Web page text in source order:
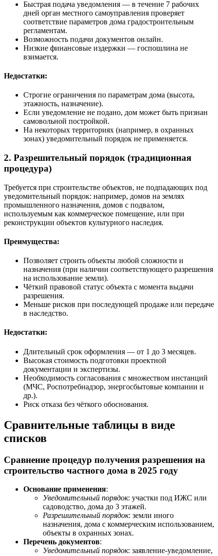
Быстрая подача уведомления — в течение 7 рабочих
дней орган местного самоуправления проверяет
соответствие параметров дома градостроительным
регламентам.
Возможность подачи документов онлайн.
Низкие финансовые издержки — госпошлина не
взимается.
Недостатки:
Строгие ограничения по параметрам дома (высота,
этажность, назначение).
Если уведомление не подано, дом может быть признан
самовольной постройкой.
На некоторых территориях (например, в охранных
зонах) уведомительный порядок не применяется.
2. Разрешительный порядок (традиционная
процедура)
Требуется при строительстве объектов, не подпадающих под
уведомительный порядок: например, домов на землях
промышленного назначения, домов с подвалом,
используемым как коммерческое помещение, или при
реконструкции объектов культурного наследия.
Преимущества:
Позволяет строить объекты любой сложности и
назначения (при наличии соответствующего разрешения
на использование земли).
Чёткий правовой статус объекта с момента выдачи
разрешения.
Меньше рисков при последующей продаже или передаче
в наследство.
Недостатки:
Длительный срок оформления — от 1 до 3 месяцев.
Высокая стоимость подготовки проектной
документации и экспертизы.
Необходимость согласования с множеством инстанций
(МЧС, Роспотребнадзор, энергосбытовые компании и
др.).
Риск отказа без чёткого обоснования.
Сравнительные таблицы в виде
списков
Сравнение процедур получения разрешения на
строительство частного дома в 2025 году
Основание применения:
Уведомительный порядок: участки под ИЖС или
садоводство, дома до 3 этажей.
Разрешительный порядок: земли иного
назначения, дома с коммерческим использованием,
объекты в охранных зонах.
Перечень документов:
Уведомительный порядок: заявление-уведомление,